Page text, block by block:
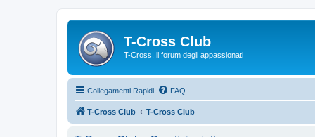
T-Cross Club
T-Cross, il forum degli appassionati
Collegamenti Rapidi FAQ
T-Cross Club T-Cross Club